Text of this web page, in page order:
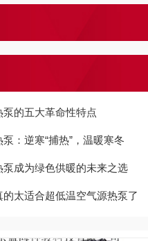
泵的五大革命性特点
：逆寒“捕热”，温暖寒冬
泵成为绿色供暖的未来之选
太适合超低温空气源热泵了